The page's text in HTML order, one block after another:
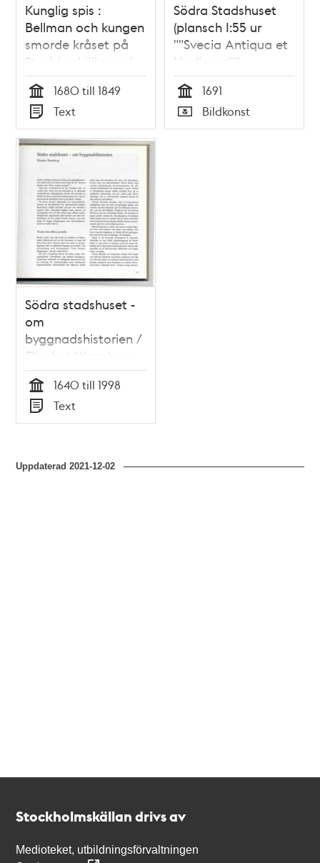
Kunglig spis :
Bellman och kungen
smorde kråset på
Stadshuskällaren /
Text: Elisabeth
Brenning
Tid
1680 till 1849
Typ
Text
Södra Stadshuset
(plansch I:55 ur
""Svecia Antiqua et
Hodierna"")
Tid
1691
Typ
Bildkonst
Södra stadshuset -
om
byggnadshistorien /
Elisabet Wannberg
Tid
1640 till 1998
Typ
Text
Uppdaterad2021-12-02
Stockholmskällan drivs av
Medioteket, utbildningsförvaltningen